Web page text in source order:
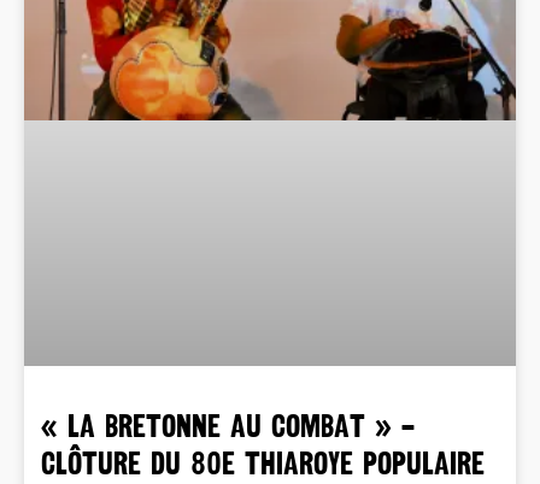
« LA BRETONNE AU COMBAT » –
CLÔTURE DU 80e THIAROYE POPULAIRE